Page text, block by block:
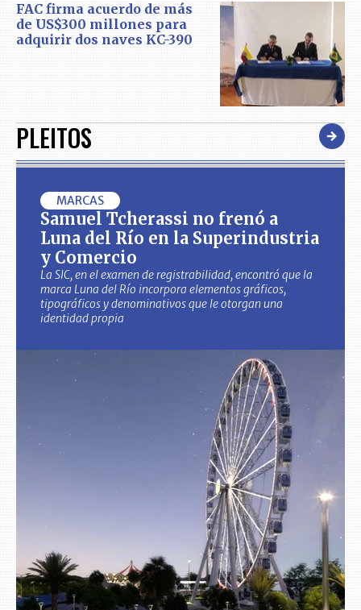
FAC firma acuerdo de más
de US$300 millones para
adquirir dos naves KC-390
PLEITOS
MARCAS
Samuel Tcherassi no frenó a
Luna del Río en la Superindustria
y Comercio
La SIC, en el examen de registrabilidad, encontró que la
marca Luna del Río incorpora elementos gráficos,
tipográficos y denominativos que le otorgan una
identidad propia